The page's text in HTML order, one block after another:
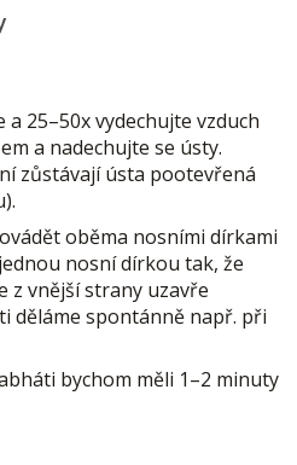
25–50x vydechujte vzduch
a nadechujte se ústy.
zůstávají ústa pootevřená
oběma nosními dírkami
nosní dírkou tak, že
z vnější strany uzavře
děláme spontánně např. při
bychom měli 1–2 minuty